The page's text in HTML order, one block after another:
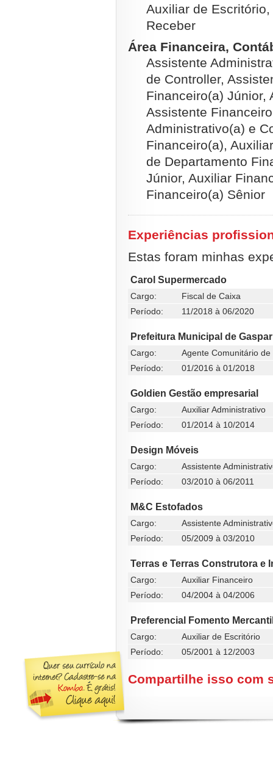
Auxiliar de
Receber
Área Financeira,
Assistente
de Controller,
Financeiro(a) Júnior,
Assistente
Administrativo(a) e
Financeiro(a),
de Departamento
Júnior, Auxiliar
Financeiro(a) Sênior
Experiências
Estas foram minhas
Carol Supermercado
Cargo:
Fiscal de Caixa
Período:
11/2018 à 06/2020
Prefeitura Municipal de Gaspar
Cargo:
Agente Comunitário de
Período:
01/2016 à 01/2018
Goldien Gestão empresarial
Cargo:
Auxiliar Administrativo
Período:
01/2014 à 10/2014
Design Móveis
Cargo:
Assistente
Período:
03/2010 à 06/2011
M&C Estofados
Cargo:
Assistente
Período:
05/2009 à 03/2010
Terras e Terras Construtora e
Cargo:
Auxiliar Financeiro
Período:
04/2004 à 04/2006
Preferencial Fomento
Cargo:
Auxiliar de Escritório
Período:
05/2001 à 12/2003
Compartilhe isso com